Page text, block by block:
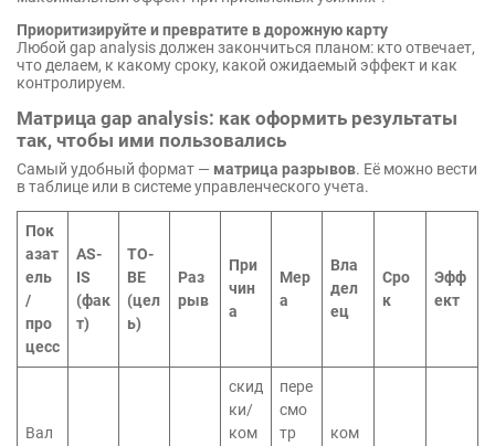
Приоритизируйте и превратите в дорожную карту
Любой gap analysis должен закончиться планом: кто отвечает,
что делаем, к какому сроку, какой ожидаемый эффект и как
контролируем.
Матрица gap analysis: как оформить результаты
так, чтобы ими пользовались
Самый удобный формат — матрица разрывов. Её можно вести
в таблице или в системе управленческого учета.
Пок
азат
ель
/
про
цесс
AS-
IS
(фак
т)
TO-
BE
(цел
ь)
Раз
рыв
При
чин
а
Мер
а
Вла
дел
ец
Сро
к
Эфф
ект
Вал
скид
ки/
ком
пере
смо
тр
ком